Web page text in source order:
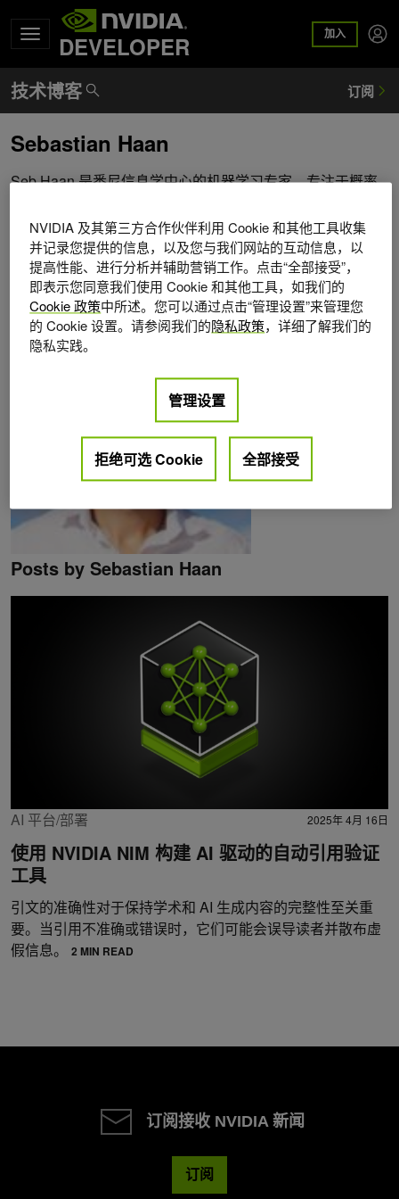
DEVELOPER 加入
Sebastian Haan
Seb Haan 是悉尼信息学中心的机器学习专家，专注于概率
粒子物理学和天体物理学背景，曾在加州理工学院 (美国) 、
CSIRO (悉尼) 和马克斯 - 普朗克研究所 (德国) 担任研究职
务。他热衷于推动 AI 创新，开发能够加速研究并产生实际影
响的应用。
Posts by Sebastian Haan
AI 平台/部署 2025年 4月 16日
使用 NVIDIA NIM 构建 AI 驱动的自动引用验证
工具
引文的准确性对于保持学术和 AI 生成内容的完整性至关重
要。当引用不准确或错误时，它们可能会误导读者并散布虚
假信息。
2 MIN READ
订阅接收 NVIDIA 新闻
订阅
NVIDIA 及其第三方合作伙伴利用 Cookie 和其他工具收集
并记录您提供的信息，以及您与我们网站的互动信息，以
提高性能、进行分析并辅助营销工作。点击“全部接受”，
即表示您同意我们使用 Cookie 和其他工具，如我们的
Cookie 政策中所述。您可以通过点击“管理设置”来管理您
的 Cookie 设置。请参阅我们的隐私政策，详细了解我们的
隐私实践。
管理设置
拒绝可选 Cookie 全部接受